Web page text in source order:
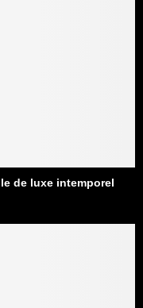
de luxe intemporel